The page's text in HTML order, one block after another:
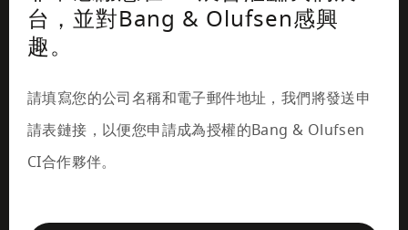
台，並對Bang & Olufsen感興
趣。
請填寫您的公司名稱和電子郵件地址，我們將發送申
請表鏈接，以便您申請成為授權的Bang & Olufsen
CI合作夥伴。